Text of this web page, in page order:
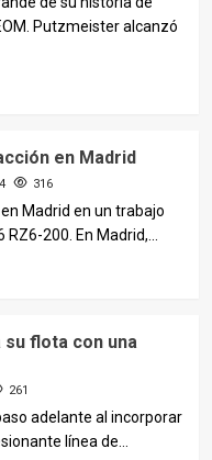
Putzmeister alcanzó
en Madrid
316
Madrid en un trabajo
200. En Madrid,...
su flota con una
261
adelante al incorporar
línea de...